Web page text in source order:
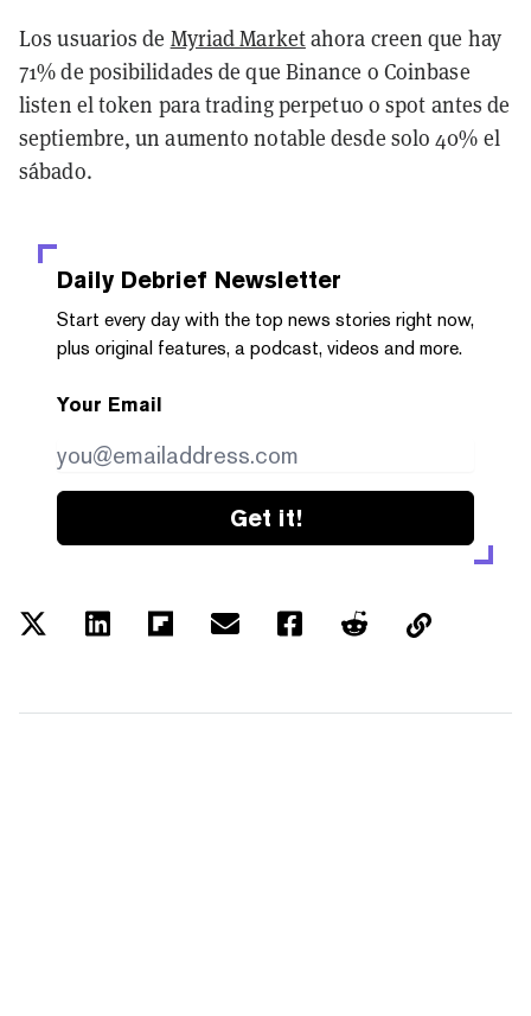
Los usuarios de Myriad Marketahora creen que hay
71% de posibilidades de que Binance o Coinbase
listen el token para trading perpetuo o spot antes de
septiembre, un aumento notable desde solo 40% el
sábado.
Daily Debrief Newsletter
Start every day with the top news stories right now,
plus original features, a podcast, videos and more.
Your Email
Get it!